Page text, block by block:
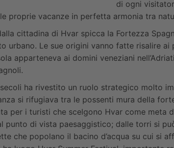
di ogni
proprie vacanze in perfetta armonia tra
cittadina di Hvar spicca la Fortezza
urbano. Le sue origini vanno fatte risalire
apparteneva ai domini veneziani
ha rivestito un ruolo strategico molto
si rifugiava tra le possenti mura della
per i turisti che scelgono Hvar come
punto di vista paesaggistico; dalle torri si
che popolano il bacino d’acqua su cui si